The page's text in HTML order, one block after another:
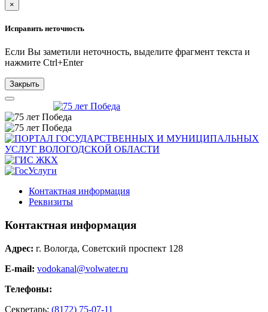
×
Исправить неточность
Если Вы заметили неточность, выделите фрагмент текста и
нажмите Ctrl+Enter
Закрыть
Контактная информация
Реквизиты
Контактная информация
Адрес: г. Вологда, Советский проспект 128
E-mail: vodokanal@volwater.ru
Телефоны:
Секретарь: (8172) 75-07-11